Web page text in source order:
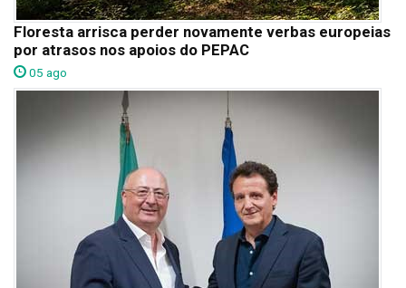
Floresta arrisca perder novamente verbas europeias
por atrasos nos apoios do PEPAC
05 ago